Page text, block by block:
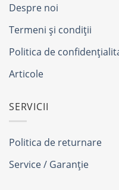
Despre noi
Termeni și condiții
Politica de
Articole
SERVICII
Politica de returnare
Service / Garanție